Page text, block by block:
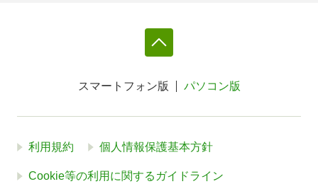
スマートフォン版 パソコン版
利用規約 個人情報保護基本方針
Cookie等の利用に関するガイドライン